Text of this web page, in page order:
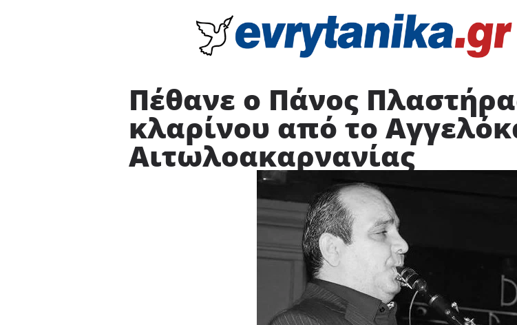
Πέθανε ο Πάνος
κλαρίνου από το
Αιτωλοακαρνανίας